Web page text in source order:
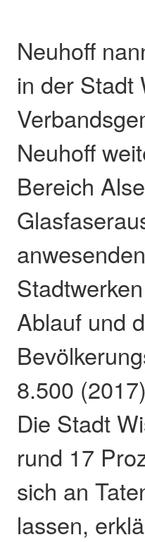
Neuhoff
in der Stadt
Neuhoff
Bereich
Ablauf und
8.500
Die Stadt
rund 17
sich an
lassen,